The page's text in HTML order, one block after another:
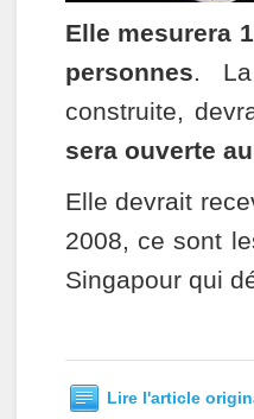
Elle mesurera
personnes.
construite,
sera ouverte
Elle devrait
2008, ce sont
Singapour qui
Lire l'article